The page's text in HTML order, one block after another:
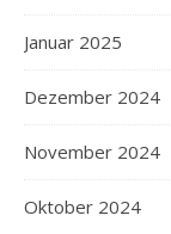
Januar 2025
Dezember 2024
November 2024
Oktober 2024